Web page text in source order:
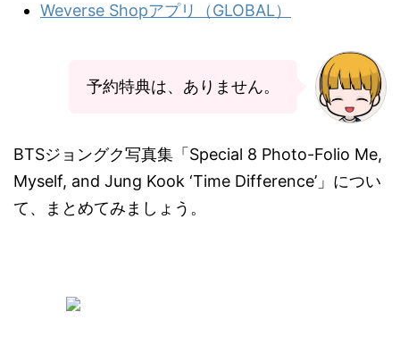
Weverse Shopアプリ（GLOBAL）
予約特典は、ありません。
BTSジョングク写真集「Special 8 Photo-Folio Me,
Myself, and Jung Kook ‘Time Difference’」につい
て、まとめてみましょう。